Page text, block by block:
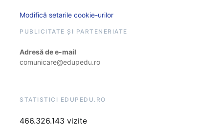
Modifică setarile cookie-urilor
PUBLICITATE ȘI PARTENERIATE
Adresă de e-mail
comunicare@edupedu.ro
STATISTICI EDUPEDU.RO
466.326.143 vizite